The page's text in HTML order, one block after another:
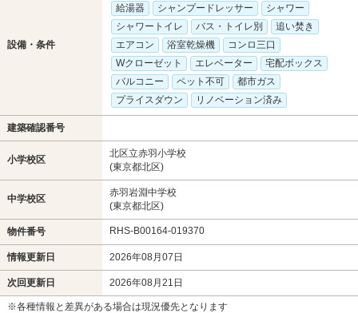
設備・条件
給湯器
シャンプードレッサー
シャワー
シャワートイレ
バス・トイレ別
追い焚き
エアコン
浴室乾燥機
コンロ三口
Wクローゼット
エレベーター
宅配ボックス
バルコニー
ペット不可
都市ガス
プライスダウン
リノベーション済み
建築確認番号
小学校区
北区立赤羽小学校
(東京都北区)
中学校区
赤羽岩淵中学校
(東京都北区)
物件番号 RHS-B00164-019370
情報更新日 2026年08月07日
次回更新日 2026年08月21日
※各種情報と差異がある場合は現況優先となります